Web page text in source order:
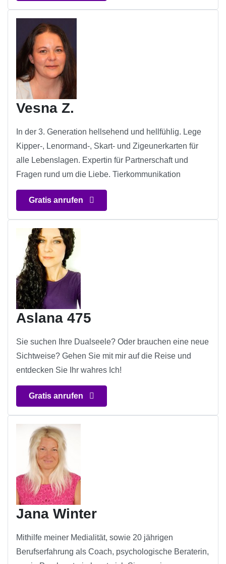
Vesna Z.
In der 3. Generation hellsehend und hellfühlig. Lege
Kipper-, Lenormand-, Skart- und Zigeunerkarten für
alle Lebenslagen. Expertin für Partnerschaft und
Fragen rund um die Liebe. Tierkommunikation
Gratis anrufen
Aslana 475
Sie suchen Ihre Dualseele? Oder brauchen eine neue
Sichtweise? Gehen Sie mit mir auf die Reise und
entdecken Sie Ihr wahres Ich!
Gratis anrufen
Jana Winter
Mithilfe meiner Medialität, sowie 20 jährigen
Berufserfahrung als Coach, psychologische Beraterin,